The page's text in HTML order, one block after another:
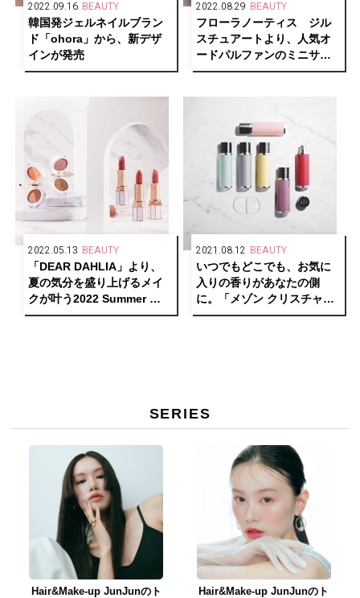
2022.09.16 BEAUTY
韓国発ジェルネイルブラン
ド「ohora」から、新デザ
インが発売
2022.08.29 BEAUTY
フローラノーティス ジル
スチュアートより、人気オ
ードパルファンのミニサイ
ズが登場
2022.05.13 BEAUTY
「DEAR DAHLIA」より、
夏の気分を盛り上げるメイ
クが叶う2022 Summer 新
作コレクション「ロマンチ
2021.08.12 BEAUTY
いつでもどこでも、お気に
入りの香りがあなたの側
に。「メゾン クリスチャン
ディオール」からラグジュ
SERIES
Hair&Make-up JunJunのト
Hair&Make-up JunJunのト